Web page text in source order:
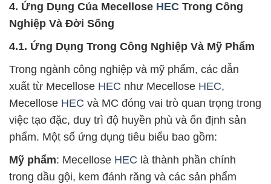
4. Ứng Dụng Của Mecellose HEC Trong Công
Nghiệp Và Đời Sống
4.1. Ứng Dụng Trong Công Nghiệp Và Mỹ Phẩm
Trong ngành công nghiệp và mỹ phẩm, các dẫn
xuất từ Mecellose HEC như Mecellose HEC,
Mecellose HEC và MC đóng vai trò quan trọng trong
việc tạo đặc, duy trì độ huyền phù và ổn định sản
phẩm. Một số ứng dụng tiêu biểu bao gồm:
Mỹ phẩm: Mecellose HEC là thành phần chính
trong dầu gội, kem đánh răng và các sản phẩm